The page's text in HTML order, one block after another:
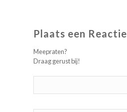
Plaats een Reactie
Meepraten?
Draag gerust bij!